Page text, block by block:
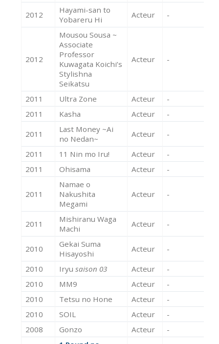
2012
Hayami-san to
Yobareru Hi
Acteur -
2012
Mousou Sousa ~
Associate
Professor
Kuwagata Koichi’s
Stylishna
Seikatsu
Acteur -
2011 Ultra Zone Acteur
-
2011
Kasha Acteur -
2011
Last Money ~Ai
no Nedan~
Acteur -
2011 11 Nin mo Iru! Acteur
-
2011
Ohisama Acteur -
2011
Namae o
Nakushita
Megami
Acteur -
2011
Mishiranu Waga
Machi
Acteur -
2010
Gekai Suma
Hisayoshi
Acteur -
2010 Iryu saison 03 Acteur
-
2010
MM9 Acteur
-
2010
Tetsu no Hone Acteur
-
2010
SOIL Acteur
-
2008
Gonzo Acteur -